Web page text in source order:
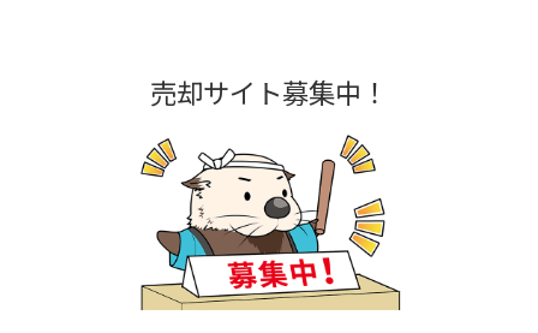
売却サイト募集中！